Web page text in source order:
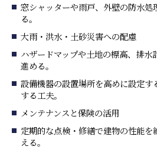
窓シャッターや雨戸、外壁の防水
る。
大雨・洪水・土砂災害への配慮
ハザードマップや土地の標高、排水
進める。
設備機器の設置場所を高めに設定
する工夫。
メンテナンスと保険の活用
定期的な点検・修繕で建物の性能
える。